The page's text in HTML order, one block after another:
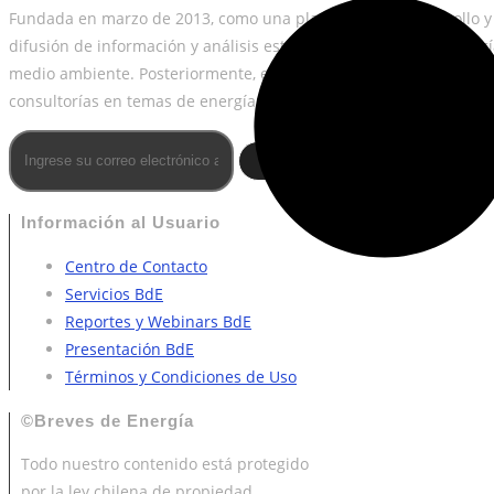
Fundada en marzo de 2013, como una plataforma de desarrollo y
difusión de información y análisis estratégico en temas de
medio ambiente. Posteriormente, en 2018 sumó los servicios de
consultorías en temas de energía.
Información al Usuario
Centro de Contacto
Servicios BdE
Reportes y Webinars BdE
Presentación BdE
Términos y Condiciones de Uso
©Breves de Energía
Todo nuestro contenido está protegido